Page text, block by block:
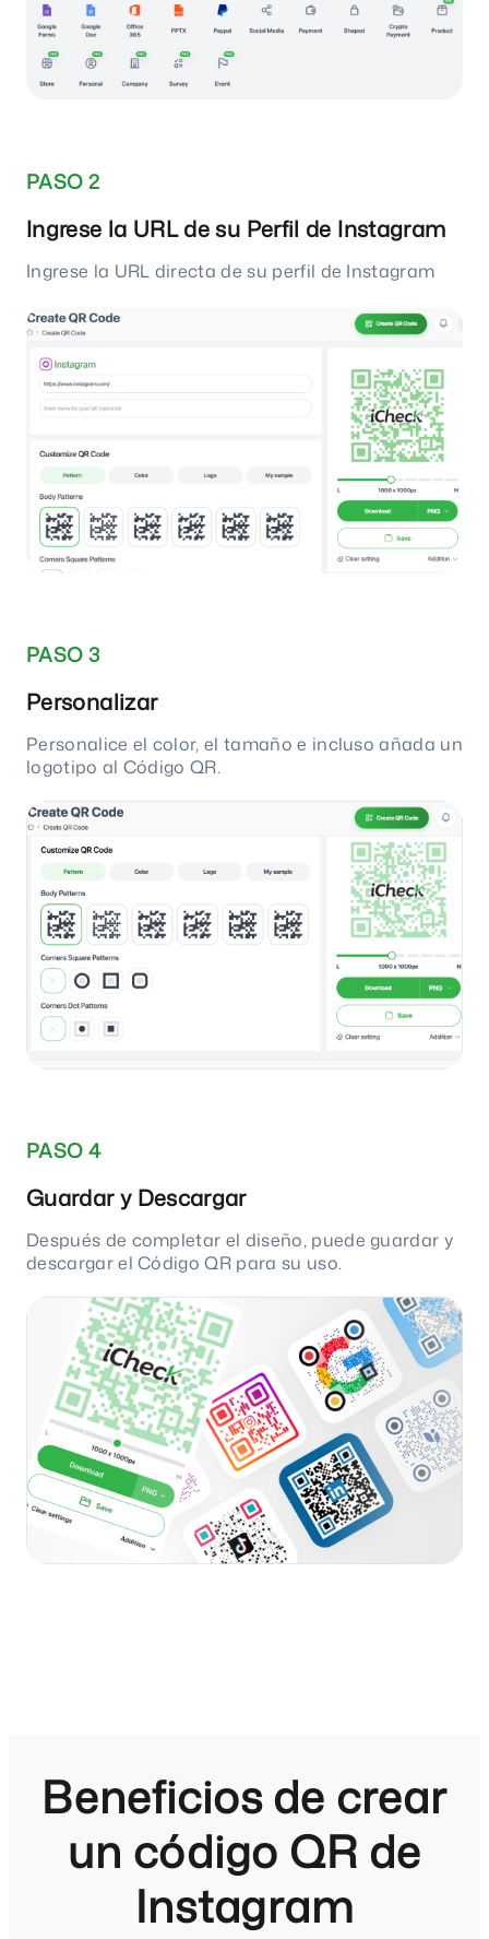
PASO 2
Ingrese la URL de su Perfil de Instagram
Ingrese la URL directa de su perfil de Instagram
PASO 3
Personalizar
Personalice el color, el tamaño e incluso añada un
logotipo al Código QR.
PASO 4
Guardar y Descargar
Después de completar el diseño, puede guardar y
descargar el Código QR para su uso.
Beneficios de crear
un código QR de
Instagram